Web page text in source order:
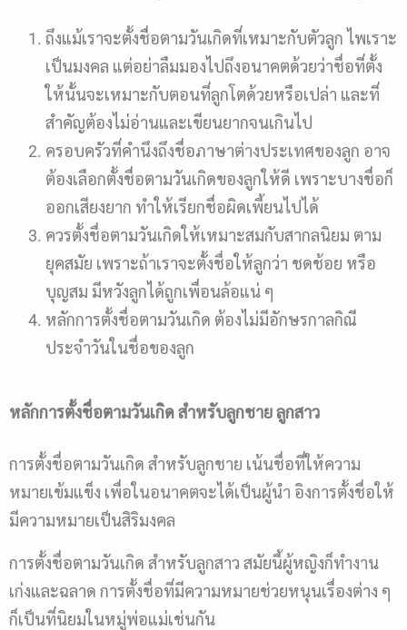
ถึงแม้เราจะตั้งชื่อตามวันเกิดที่เหมาะกับตัวลูก ไพเราะ
เป็นมงคล แต่อย่าลืมมองไปถึงอนาคตด้วยว่าชื่อที่ตั้ง
ให้นั้นจะเหมาะกับตอนที่ลูกโตด้วยหรือเปล่า และที่
สำคัญต้องไม่อ่านและเขียนยากจนเกินไป
ครอบครัวที่คำนึงถึงชื่อภาษาต่างประเทศของลูก อาจ
ต้องเลือกตั้งชื่อตามวันเกิดของลูกให้ดี เพราะบางชื่อก็
ออกเสียงยาก ทำให้เรียกชื่อผิดเพี้ยนไปได้
ควรตั้งชื่อตามวันเกิดให้เหมาะสมกับสากลนิยม ตาม
ยุคสมัย เพราะถ้าเราจะตั้งชื่อให้ลูกว่า ชดช้อย หรือ
บุญสม มีหวังลูกได้ถูกเพื่อนล้อแน่ ๆ
หลักการตั้งชื่อตามวันเกิด ต้องไม่มีอักษรกาลกิณี
ประจำวันในชื่อของลูก
หลักการตั้งชื่อตามวันเกิด สำหรับลูกชาย ลูกสาว
การตั้งชื่อตามวันเกิด สำหรับลูกชาย เน้นชื่อที่ให้ความ
หมายเข้มแข็ง เพื่อในอนาคตจะได้เป็นผู้นำ อิงการตั้งชื่อให้
มีความหมายเป็นสิริมงคล
การตั้งชื่อตามวันเกิด สำหรับลูกสาว สมัยนี้ผู้หญิงก็ทำงาน
เก่งและฉลาด การตั้งชื่อที่มีความหมายช่วยหนุนเรื่องต่าง ๆ
ก็เป็นที่นิยมในหมู่พ่อแม่เช่นกัน